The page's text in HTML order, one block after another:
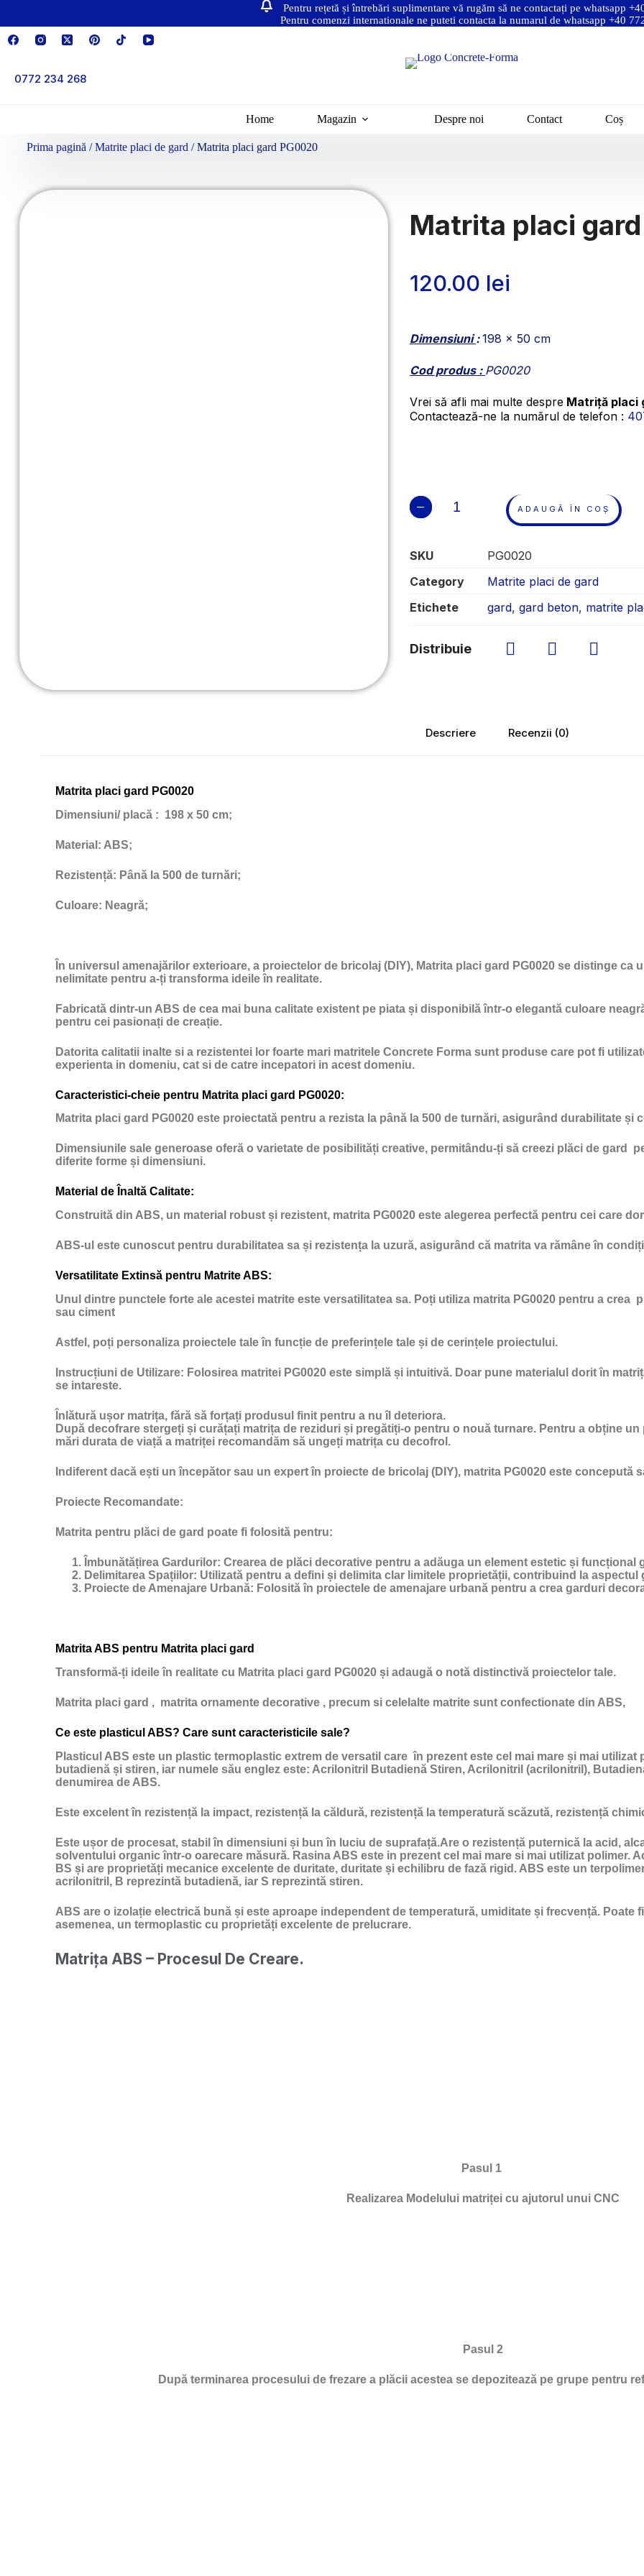
Pentru rețetă și întrebări suplimentare vă rugăm să ne contactați pe whatsapp
Pentru comenzi internationale ne puteti contacta la numarul de whatsapp +40
0772 234 268
Home Magazin Despre noi Contact Coș
Prima pagină /Matrite placi de gard / Matrita placi gard PG0020
Matrita placi
120.00 lei
Dimensiuni:198 x 50 cm
Cod produs : PG0020
Vrei să afli mai multe despre Matriță placi
Contactează-ne la numărul de telefon :
ADAUGĂ ÎN COȘ
SKU
PG0020
Category
Matrite placi de gard
Etichete
gard, gard beton, matrite
Distribuie
Descriere Recenzii (0)
Matrita placi gard PG0020
Dimensiuni/ placă : 198 x 50 cm;
Material: ABS;
Rezistență: Până la 500 de turnări;
Culoare: Neagră;
În universul amenajărilor exterioare, a proiectelor de bricolaj (DIY), Matrita placi gard PG0020 se distinge
nelimitate pentru a-ți transforma ideile în realitate.
Fabricată dintr-un ABS de cea mai buna calitate existent pe piata și disponibilă într-o elegantă culoare
pentru cei pasionați de creație.
Datorita calitatii inalte si a rezistentei lor foarte mari matritele Concrete Forma sunt produse care pot fi
experienta in domeniu, cat si de catre incepatori in acest domeniu.
Caracteristici-cheie pentru Matrita placi gard PG0020:
Matrita placi gard PG0020 este proiectată pentru a rezista la până la 500 de turnări, asigurând durabilitate și
Dimensiunile sale generoase oferă o varietate de posibilități creative, permitându-ți să creezi plăci de gard
diferite forme și dimensiuni.
Material de Înaltă Calitate:
Construită din ABS, un material robust și rezistent, matrita PG0020 este alegerea perfectă pentru cei care
ABS-ul este cunoscut pentru durabilitatea sa și rezistența la uzură, asigurând că matrita va rămâne în
Versatilitate Extinsă pentru Matrite ABS:
Unul dintre punctele forte ale acestei matrite este versatilitatea sa. Poți utiliza matrita PG0020 pentru a crea
sau ciment
Astfel, poți personaliza proiectele tale în funcție de preferințele tale și de cerințele proiectului.
Instrucțiuni de Utilizare: Folosirea matritei PG0020 este simplă și intuitivă. Doar pune materialul dorit în
se intareste.
Înlătură ușor matrița, fără să forțați produsul finit pentru a nu îl deteriora.
După decofrare stergeți și curățați matrița de reziduri și pregătiți-o pentru o nouă turnare. Pentru a obține
mări durata de viață a matriței recomandăm să ungeți matrița cu decofrol .
Indiferent dacă ești un începător sau un expert în proiecte de bricolaj (DIY), matrita PG0020 este concepută
Proiecte Recomandate:
Matrita pentru plăci de gard poate fi folosită pentru:
Îmbunătățirea Gardurilor: Crearea de plăci decorative pentru a adăuga un element estetic și
Delimitarea Spațiilor: Utilizată pentru a defini și delimita clar limitele proprietății, contribuind la aspectul
Proiecte de Amenajare Urbană: Folosită în proiectele de amenajare urbană pentru a crea garduri
Matrita ABS pentru Matrita placi gard
Transformă-ți ideile în realitate cu Matrita placi gard PG0020 și adaugă o notă distinctivă proiectelor tale.
Matrita placi gard , matrita ornamente decorative , precum si celelalte matrite sunt confectionate din ABS,
Ce este plasticul ABS? Care sunt caracteristicile sale?
Plasticul ABS este un plastic termoplastic extrem de versatil care în prezent este cel mai mare și mai
butadienă și stiren, iar numele său englez este: Acrilonitril Butadienă Stiren, Acrilonitril (acrilonitril),
denumirea de ABS.
Este excelent în rezistență la impact, rezistență la căldură, rezistență la temperatură scăzută, rezistență
Este ușor de procesat, stabil în dimensiuni și bun în luciu de suprafață.Are o rezistență puternică la acid,
solventului organic într-o oarecare măsură. Rasina ABS este in prezent cel mai mare si mai utilizat polimer.
BS și are proprietăți mecanice excelente de duritate, duritate și echilibru de fază rigid. ABS este un
acrilonitril, B reprezintă butadienă, iar S reprezintă stiren.
ABS are o izolație electrică bună și este aproape independent de temperatură, umiditate și frecvență. Poate
asemenea, un termoplastic cu proprietăți excelente de prelucrare.
Matrița ABS – Procesul De Creare.
Pasul 1
Realizarea Modelului matriței cu ajutorul unui CNC
Pasul 2
După terminarea procesului de frezare a plăcii acestea se depozitează pe grupe pentru